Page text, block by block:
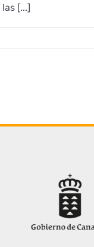
[...]